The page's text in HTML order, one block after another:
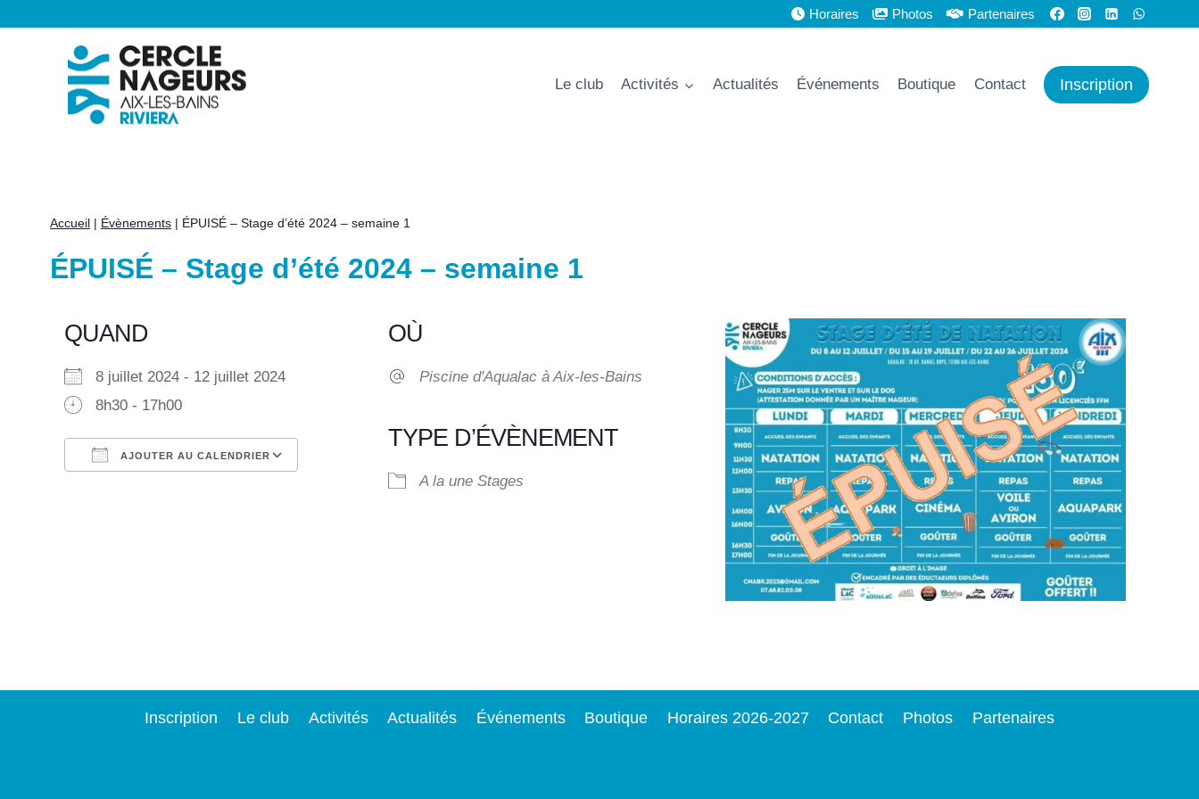
Horaires Photos Partenaires
Le club Activités Actualités Événements Boutique Contact Inscription
Accueil | Évènements | ÉPUISÉ – Stage d’été 2024 – semaine 1
ÉPUISÉ – Stage d’été 2024 – semaine 1
QUAND
8 juillet 2024 - 12 juillet 2024
8h30 - 17h00
AJOUTER AU CALENDRIER
OÙ
Piscine d'Aqualac à Aix-les-Bains
TYPE D’ÉVÈNEMENT
A la une Stages
Inscription Le club Activités Actualités Événements Boutique Horaires 2026-2027 Contact Photos Partenaires